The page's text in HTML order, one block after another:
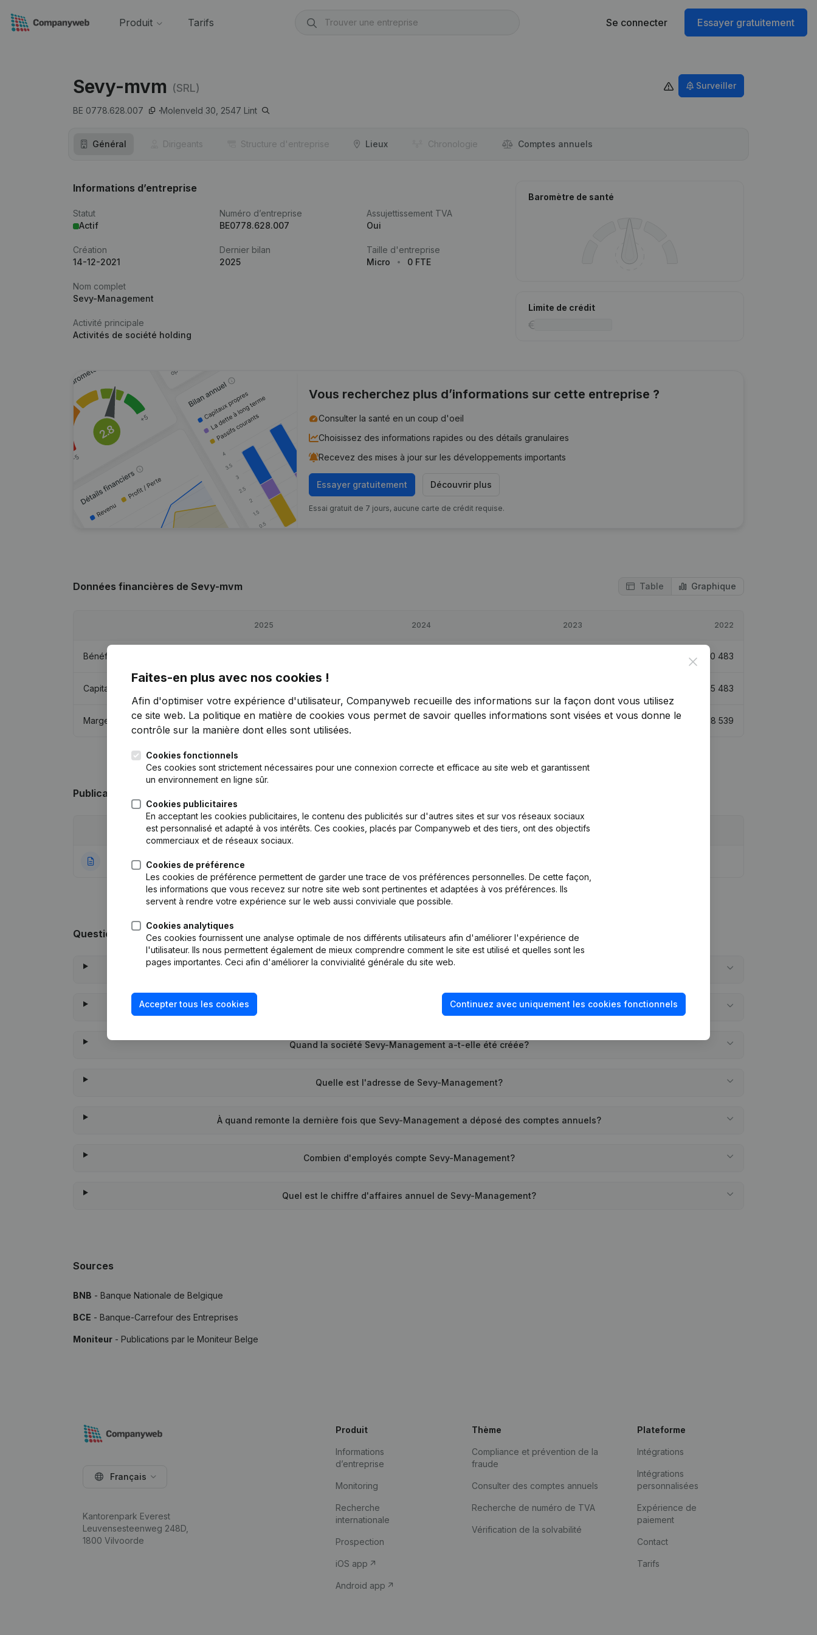
Produit Tarifs Se connecter Essayer gratuitement
Sevy-mvm (SRL)
BE 0778.628.007 Molenveld 30, 2547 Lint
Surveiller
Général Dirigeants Structure d'entreprise Lieux Chronologie Comptes annuels
Informations d’entreprise
Statut
Actif
Numéro d’entreprise
BE0778.628.007
Assujettissement TVA
Oui
Création
14-12-2021
Dernier bilan
2025
Taille d'entreprise
Micro
0 FTE
Nom complet
Sevy-Management
Activité principale
Activités de société holding
Baromètre de santé
Limite de crédit
Vous recherchez plus d’informations sur cette entreprise ?
Consulter la santé en un coup d'oeil
Choisissez des informations rapides ou des détails granulaires
Recevez des mises à jour sur les développements importants
Essayer gratuitement Découvrir plus
Essai gratuit de 7 jours, aucune carte de crédit requise.
Données financières de Sevy-mvm Table Graphique
2025 2024 2023 2022
Bénéfices/pertes € 90 483
Capitaux propres 95 483
Marge brute €61 262 -44,24% €109 868 -18,72% €135 176 5,16% 128 539
Publications
Publication
16-12-2021 Rubrique Constitution (Nouvelle Personne Morale, Ouverture Succursale, etc...)
Questions fréquemment posées
Quel est le numéro de TVA de Sevy-Management?
Quel est l'identifiant PEPPOL de Sevy-Management?
Quand la société Sevy-Management a-t-elle été créée?
Quelle est l'adresse de Sevy-Management?
À quand remonte la dernière fois que Sevy-Management a déposé des comptes annuels?
Combien d'employés compte Sevy-Management?
Quel est le chiffre d'affaires annuel de Sevy-Management?
Sources
BNB - Banque Nationale de Belgique
BCE - Banque-Carrefour des Entreprises
Moniteur - Publications par le Moniteur Belge
Close
Faites-en plus avec nos cookies !
Afin d'optimiser votre expérience d'utilisateur, Companyweb recueille des informations sur la façon dont vous utilisez
ce site web. La politique en matière de cookies vous permet de savoir quelles informations sont visées et vous donne le
contrôle sur la manière dont elles sont utilisées.
Cookies fonctionnels
Ces cookies sont strictement nécessaires pour une connexion correcte et efficace au site web et garantissent
un environnement en ligne sûr.
Cookies publicitaires
En acceptant les cookies publicitaires, le contenu des publicités sur d'autres sites et sur vos réseaux sociaux
est personnalisé et adapté à vos intérêts. Ces cookies, placés par Companyweb et des tiers, ont des objectifs
commerciaux et de réseaux sociaux.
Cookies de préférence
Les cookies de préférence permettent de garder une trace de vos préférences personnelles. De cette façon,
les informations que vous recevez sur notre site web sont pertinentes et adaptées à vos préférences. Ils
servent à rendre votre expérience sur le web aussi conviviale que possible.
Cookies analytiques
Ces cookies fournissent une analyse optimale de nos différents utilisateurs afin d'améliorer l'expérience de
l'utilisateur. Ils nous permettent également de mieux comprendre comment le site est utilisé et quelles sont les
pages importantes. Ceci afin d'améliorer la convivialité générale du site web.
Accepter tous les cookies Continuez avec uniquement les cookies fonctionnels
Français
Kantorenpark Everest
Leuvensesteenweg 248D,
1800 Vilvoorde
Produit
Informations
d’entreprise
Monitoring
Recherche
internationale
Prospection
iOS app
Android app
Thème
Compliance et prévention de la
fraude
Consulter des comptes annuels
Recherche de numéro de TVA
Vérification de la solvabilité
Plateforme
Intégrations
Intégrations
personnalisées
Expérience de
paiement
Contact
Tarifs